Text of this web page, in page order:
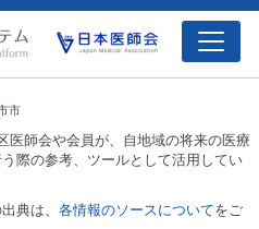
市
医師会や会員が、自地域の将来の医療
際の参考、ツールとして活用してい
典は、各情報のソースについてをご